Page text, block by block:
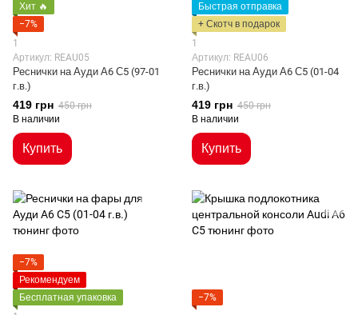
Хит 🔥
−7%
1
Артикул: REAU05
Реснички на Ауди А6 С5 (97-01
г.в.)
419 грн 450 грн
В наличии
Купить
Быстрая отправка
+ Скотч в подарок
1
Артикул: REAU06
Реснички на Ауди А6 С5 (01-04
г.в.)
419 грн 450 грн
В наличии
Купить
−7%
Рекомендуем
Бесплатная упаковка
−7%